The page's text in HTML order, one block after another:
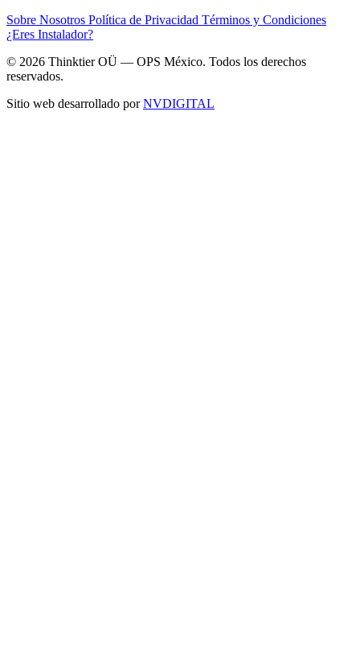
Sobre Nosotros Política de Privacidad Términos y Condiciones
¿Eres Instalador?
© 2026 Thinktier OÜ — OPS México. Todos los derechos
reservados.
Sitio web desarrollado porNVDIGITAL